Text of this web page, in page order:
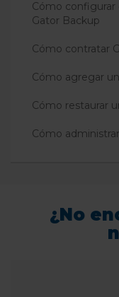
Cómo configurar
Gator Backup
Cómo contratar
Cómo agregar
Cómo restaurar
Cómo
¿No